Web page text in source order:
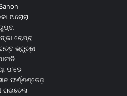
ଅରୋରା
ଚୋପ୍ରା
ଭ୍ରୁଚ୍ଛା
ପଂଡେ
ଫର୍ଣ୍ଣଣ୍ଡେଜ଼
ରାଉତେଲା